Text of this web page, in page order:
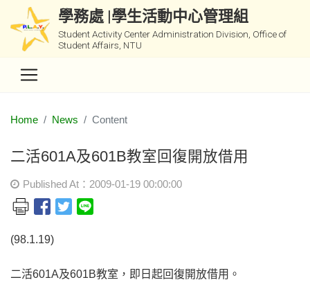
學務處 |學生活動中心管理組
Student Activity Center Administration Division, Office of
Student Affairs, NTU
Home News Content
二活601A及601B教室回復開放借用
Published At：2009-01-19 00:00:00
(98.1.19)
二活601A及601B教室，即日起回復開放借用。